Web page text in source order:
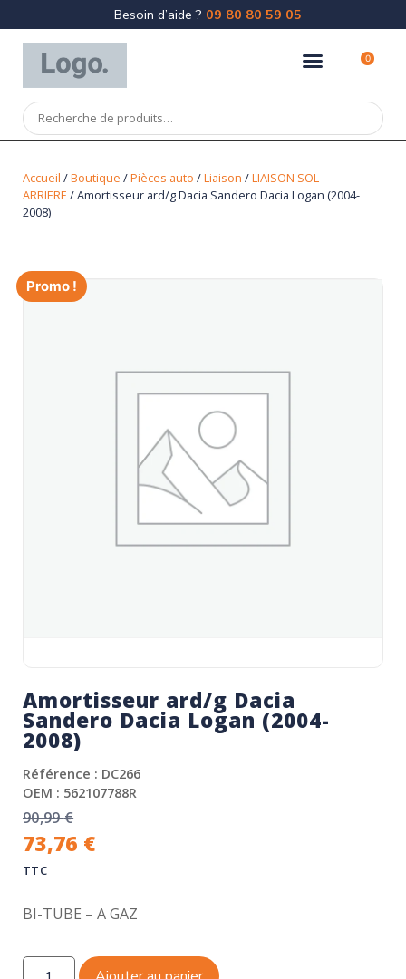
Besoin d’aide ? 09 80 80 59 05
0
Accueil /Boutique /Pièces auto /Liaison /LIAISON SOL
ARRIERE / Amortisseur ard/g Dacia Sandero Dacia Logan (2004-
2008)
Promo !
Amortisseur ard/g Dacia
Sandero Dacia Logan (2004-
2008)
Référence : DC266
OEM : 562107788R
90,99€
73,76 €
TTC
BI-TUBE – A GAZ